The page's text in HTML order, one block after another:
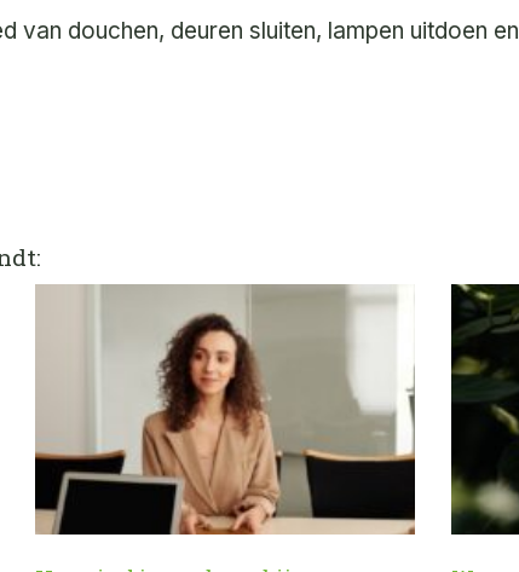
douchen, deuren sluiten, lampen uitdoen